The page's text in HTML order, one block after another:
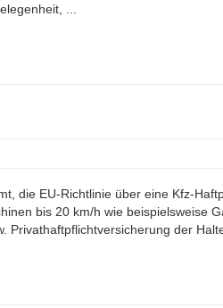
...
die EU-Richtlinie über eine Kfz-
bis 20 km/h wie beispielsweise
der